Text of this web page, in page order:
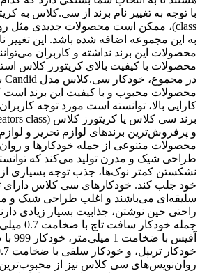
به این مجموعه اضافه شده باشد. این تغییر
محصولات این برند نداشته و کاربران
محصولات با کیفیت بالای کریتورز کلاس
محصولات محبوب و با کیفیت این برند
کارایی بالا، توانسته است مورد توجه
و پرفروش‌ترین برندهای لوازم تحریر و
محصولات متنوعی از جمله خودکارها و
طراحی شیک و مدرن تولید می‌کند که
نشکستن کمتر نوک‌ها، جذب توجه بسیاری
خود جلب کند. خودکارهای سی کلاس دارای
سلیقه‌ای می‌باشند و اغلب طراحی شیک و
راحتی حین نوشتن، جذابیت بسیار زیادی
جمله
خودکار تریپل، و خودکار سلفی با ضخامت 0.7 میلی‌متر می‌باشند.
روان‌نویس‌های سی کلاس نیز از